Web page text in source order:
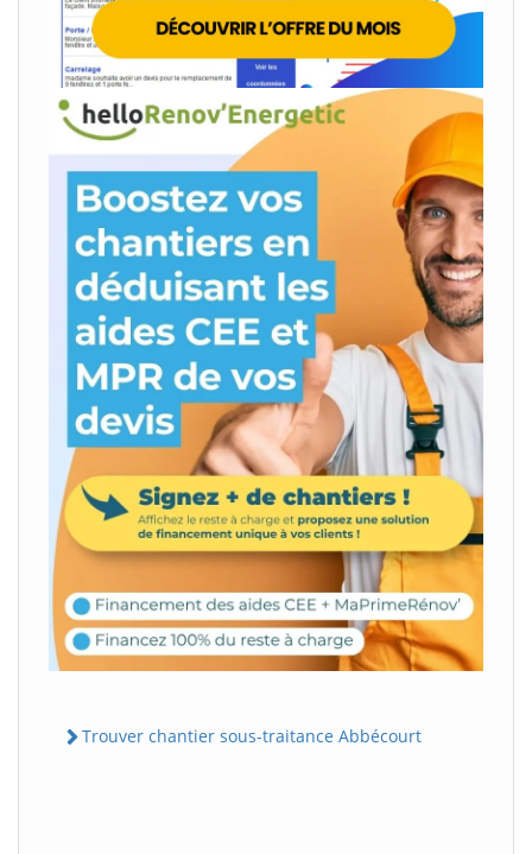
Trouver chantier sous-traitance Abbécourt